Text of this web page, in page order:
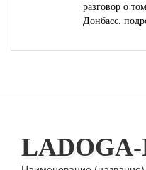
разговор о
Донбасс.
LADOGA-